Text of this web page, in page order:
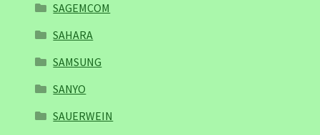
SAGEMCOM
SAHARA
SAMSUNG
SANYO
SAUERWEIN